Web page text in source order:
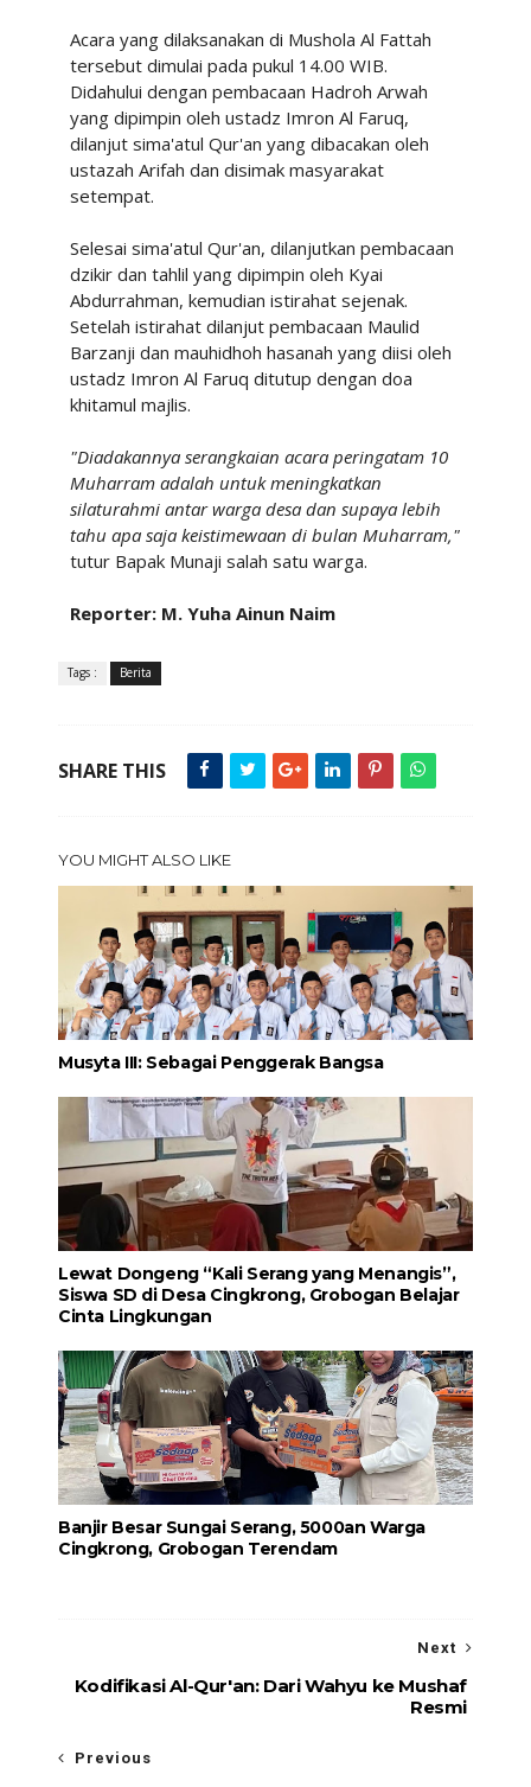
Acara yang dilaksanakan di Mushola Al Fattah
tersebut dimulai pada pukul 14.00 WIB.
Didahului dengan pembacaan Hadroh Arwah
yang dipimpin oleh ustadz Imron Al Faruq,
dilanjut sima'atul Qur'an yang dibacakan oleh
ustazah Arifah dan disimak masyarakat
setempat.
Selesai sima'atul Qur'an, dilanjutkan pembacaan
dzikir dan tahlil yang dipimpin oleh Kyai
Abdurrahman, kemudian istirahat sejenak.
Setelah istirahat dilanjut pembacaan Maulid
Barzanji dan mauhidhoh hasanah yang diisi oleh
ustadz Imron Al Faruq ditutup dengan doa
khitamul majlis.
"Diadakannya serangkaian acara peringatam 10
Muharram adalah untuk meningkatkan
silaturahmi antar warga desa dan supaya lebih
tahu apa saja keistimewaan di bulan Muharram,"
tutur Bapak Munaji salah satu warga.
Reporter: M. Yuha Ainun Naim
Tags : Berita
SHARE THIS
YOU MIGHT ALSO LIKE
Musyta III: Sebagai Penggerak Bangsa
Lewat Dongeng “Kali Serang yang Menangis”,
Siswa SD di Desa Cingkrong, Grobogan Belajar
Cinta Lingkungan
Banjir Besar Sungai Serang, 5000an Warga
Cingkrong, Grobogan Terendam
Next
Kodifikasi Al-Qur'an: Dari Wahyu ke Mushaf
Resmi
Previous